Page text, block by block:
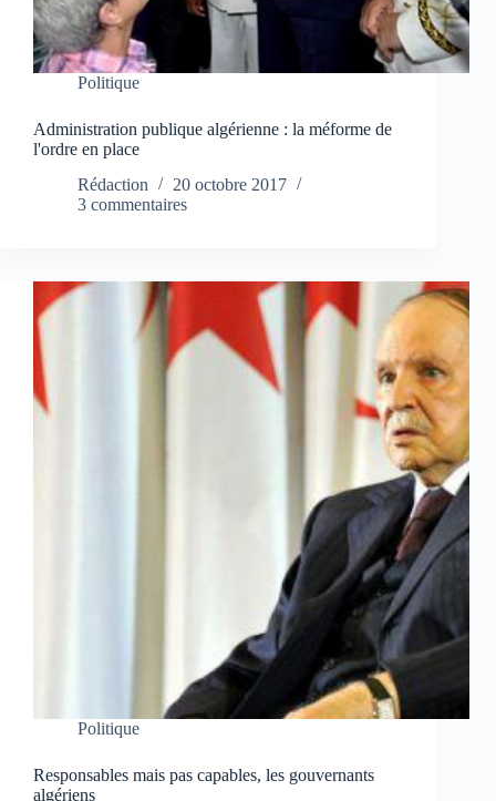
Politique
Administration publique algérienne : la méforme de
l'ordre en place
Rédaction
20 octobre 2017
3 commentaires
Politique
Responsables mais pas capables, les gouvernants
algériens